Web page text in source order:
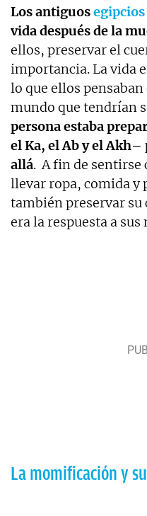
Los antiguosegipcios
vida después de la
ellos, preservar el
importancia. La vida
lo que ellos
mundo que tendrían
persona estaba
el Ka, el Ab y el
allá. A fin de
llevar ropa, comida y
también preservar
era la respuesta a sus
La momificación y